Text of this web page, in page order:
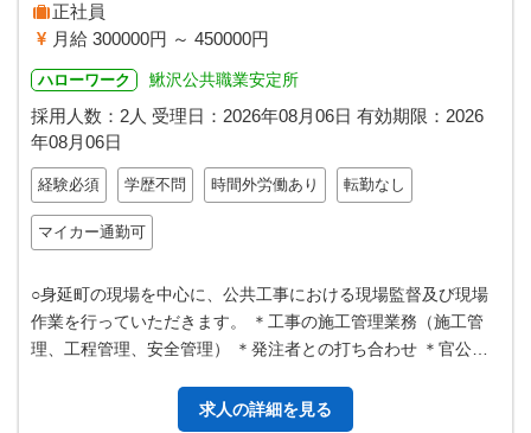
正社員
月給 300000円 ～ 450000円
ハローワーク 鰍沢公共職業安定所
採用人数：2人 受理日： 2026年08月06日 有効期限： 2026
年08月06日
経験必須 学歴不問 時間外労働あり 転勤なし
マイカー通勤可
○身延町の現場を中心に、公共工事における現場監督及び現場
作業を行っていただきます。 ＊工事の施工管理業務（施工管
理、工程管理、安全管理） ＊発注者との打ち合わせ ＊官公庁
求人の詳細を見る